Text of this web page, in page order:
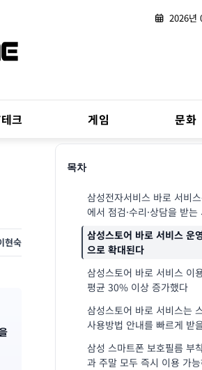
2026년
크 게임 문화
현숙
목차
삼성전자서비스 바로 서비
에서 점검·수리·상담을 받
삼성스토어 바로 서비스 운
으로 확대된다
삼성스토어 바로 서비스 이
평균 30% 이상 증가했다
삼성스토어 바로 서비스는
사용방법 안내를 빠르게 받
삼성 스마트폰 보호필름 부
과 주말 모두 즉시 이용 가